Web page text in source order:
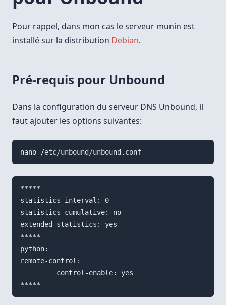
Pour rappel, dans mon cas le serveur munin est
installé sur la distribution Debian.
Pré-requis pour Unbound
Dans la configuration du serveur DNS Unbound, il
faut ajouter les options suivantes:
nano /etc/unbound/unbound.conf
*****
statistics-interval: 0
statistics-cumulative: no
extended-statistics: yes
*****
python:
remote-control:
         control-enable: yes